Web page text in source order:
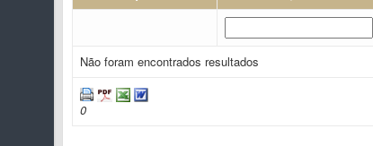
Não foram encontrados resultados
0